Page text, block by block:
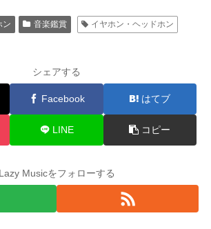
ン 音楽鑑賞
イヤホン・ヘッドホン
シェアする
Facebook はてブ
LINE コピー
Lazy Musicをフォローする